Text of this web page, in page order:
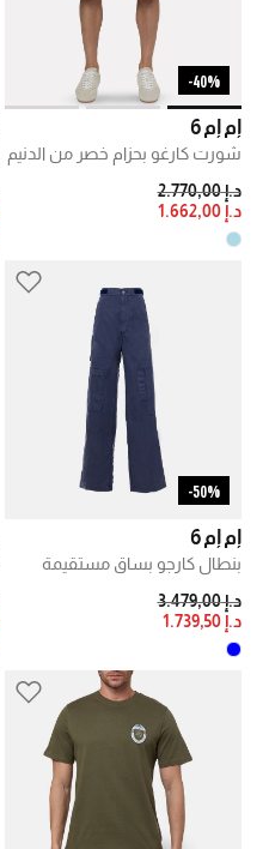
40%-
إم إم 6
شورت كارغو بحزام خصر من الدنيم
PRICE REDUCED FROM
د.إ 2.770,00
TO
د.إ 1.662,00
50%-
إم إم 6
بنطال كارجو بساق مستقيمة
PRICE REDUCED FROM
د.إ 3.479,00
TO
د.إ 1.739,50